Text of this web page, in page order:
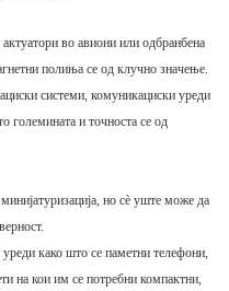
во авиони или одбранбена
полиња се од клучно значење.
системи, комуникациски уреди
големината и точноста се од
но сè уште може да
како што се паметни телефони,
на кои им се потребни компактни,